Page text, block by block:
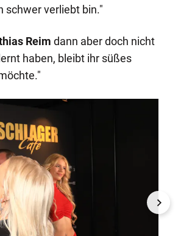
schwer verliebt bin."
Reim dann aber doch nicht
haben, bleibt ihr süßes